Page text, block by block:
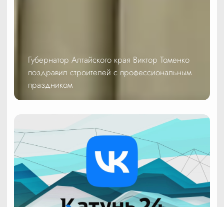
Губернатор Алтайского края Виктор Томенко
поздравил строителей с профессиональным
праздником